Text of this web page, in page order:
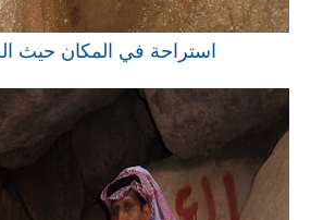
استراحة في المكان حيث